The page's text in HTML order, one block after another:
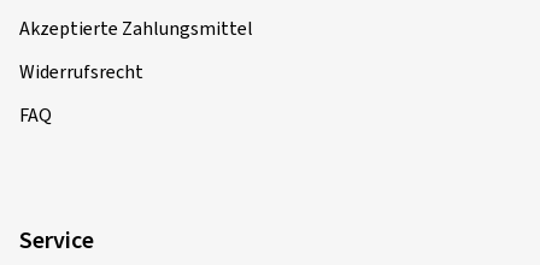
Akzeptierte Zahlungsmittel
Widerrufsrecht
FAQ
Service